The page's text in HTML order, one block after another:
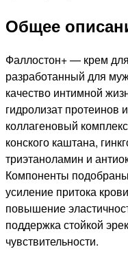
Общее
Фаллостон+ — крем
разработанный для
качество интимной
гидролизат протеинов
коллагеновый
конского каштана,
триэтаноламин и
Компоненты
усиление притока
повышение
поддержка стойкой
чувствительности.